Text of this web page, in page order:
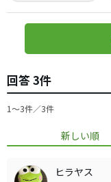
回答 3件
1〜3件／3件
新しい順
ヒラヤス